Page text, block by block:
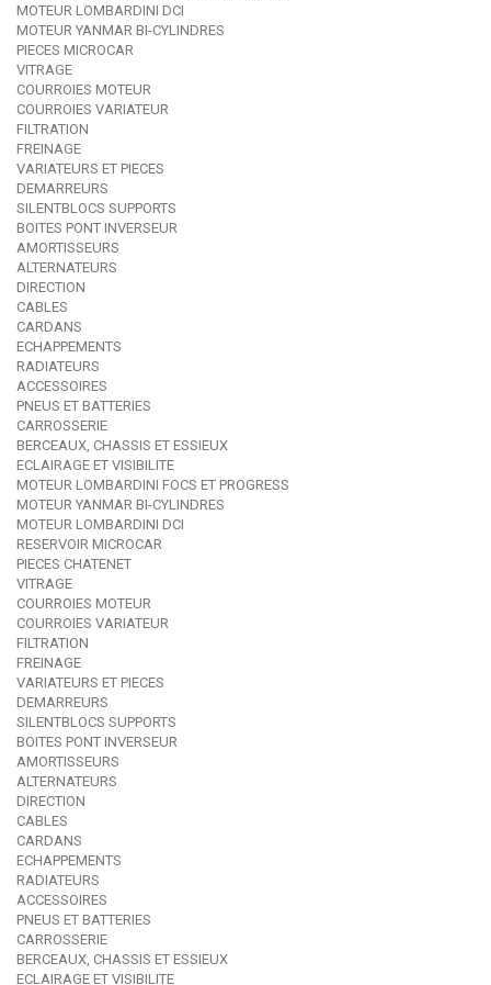
MOTEUR LOMBARDINI DCI
MOTEUR YANMAR BI-CYLINDRES
PIECES MICROCAR
VITRAGE
COURROIES MOTEUR
COURROIES VARIATEUR
FILTRATION
FREINAGE
VARIATEURS ET PIECES
DEMARREURS
SILENTBLOCS SUPPORTS
BOITES PONT INVERSEUR
AMORTISSEURS
ALTERNATEURS
DIRECTION
CABLES
CARDANS
ECHAPPEMENTS
RADIATEURS
ACCESSOIRES
PNEUS ET BATTERIES
CARROSSERIE
BERCEAUX, CHASSIS ET ESSIEUX
ECLAIRAGE ET VISIBILITE
MOTEUR LOMBARDINI FOCS ET PROGRESS
MOTEUR YANMAR BI-CYLINDRES
MOTEUR LOMBARDINI DCI
RESERVOIR MICROCAR
PIECES CHATENET
VITRAGE
COURROIES MOTEUR
COURROIES VARIATEUR
FILTRATION
FREINAGE
VARIATEURS ET PIECES
DEMARREURS
SILENTBLOCS SUPPORTS
BOITES PONT INVERSEUR
AMORTISSEURS
ALTERNATEURS
DIRECTION
CABLES
CARDANS
ECHAPPEMENTS
RADIATEURS
ACCESSOIRES
PNEUS ET BATTERIES
CARROSSERIE
BERCEAUX, CHASSIS ET ESSIEUX
ECLAIRAGE ET VISIBILITE